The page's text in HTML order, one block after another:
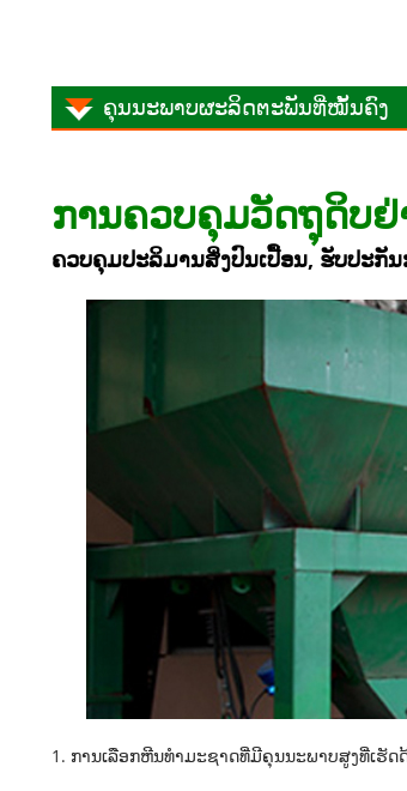
ຄຸນນະພາບຜະລິດຕະພັນທີ່ໝັ້ນຄົງ
ການຄວບຄຸມວັດຖຸດິບຢ່
ຄວບຄຸມປະລິມານສິ່ງປົນເປື້ອນ, ຮັບປະກັ
1. ການເລືອກຫີນທຳມະຊາດທີ່ມີຄຸນນະພາບສູງທີ່ເຮັ